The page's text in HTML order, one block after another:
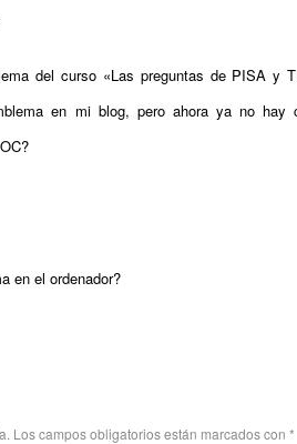
del curso «Las preguntas de PISA y
en mi blog, pero ahora ya no hay
en el ordenador?
Los campos obligatorios están marcados con *